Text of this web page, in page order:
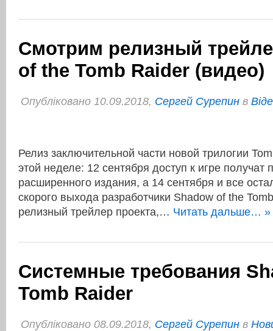
Смотрим релизный
of the Tomb Raider (видео)
Опубліковано 10.09.2018, Сергей Сурепин в
Релиз заключительной части новой трилогии
этой неделе: 12 сентября доступ к игре получат
расширенного издания, а 14 сентября и все
скорого выхода разработчики Shadow of the
релизный трейлер проекта,… Читать дальше… »
Системные требования
Tomb Raider
Опубліковано 08.09.2018, Сергей Сурепин в